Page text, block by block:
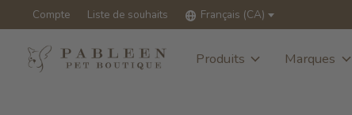
Compte Liste de souhaits Français (CA)
Produits Marques